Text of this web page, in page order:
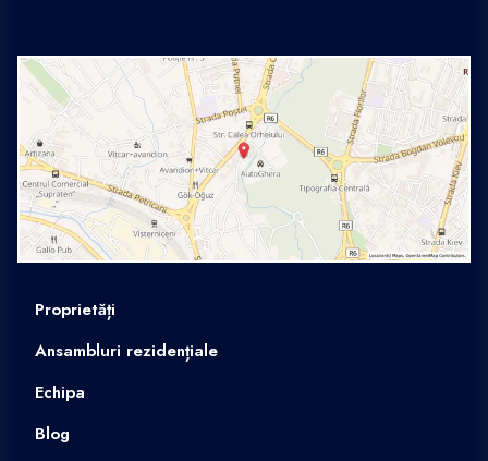
Proprietăți
Ansambluri rezidențiale
Echipa
Blog